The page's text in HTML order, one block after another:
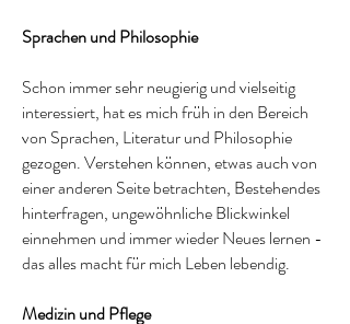
Sprachen und Philosophie
Schon immer sehr neugierig und vielseitig
interessiert, hat es mich früh in den Bereich
von Sprachen, Literatur und Philosophie
gezogen. Verstehen können, etwas auch von
einer anderen Seite betrachten, Bestehendes
hinterfragen, ungewöhnliche Blickwinkel
einnehmen und immer wieder Neues lernen -
das alles macht für mich Leben lebendig.
Medizin und Pflege